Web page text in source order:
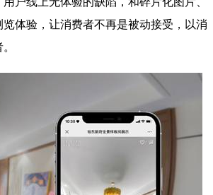
体验，让消费者不再是被动接受，以消